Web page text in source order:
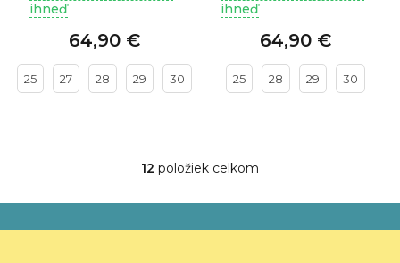
hodnotenie
je
z
5
ihneď
64,90 €
25 27 28 29 30
hodnotenie
je
z
5
ihneď
64,90 €
25 28 29 30
O
l
á
12 položiek celkom
á